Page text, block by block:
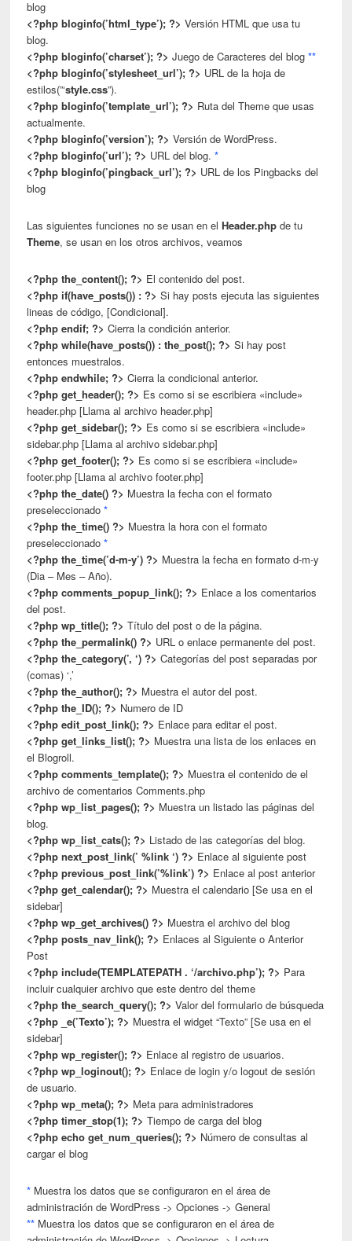
blog
<?php bloginfo(’html_type’); ?> Versión HTML que usa tu
blog.
<?php bloginfo(’charset’); ?> Juego de Caracteres del blog**
<?php bloginfo(’stylesheet_url’); ?> URL de la hoja de
estilos(”‘style.css”).
<?php bloginfo(’template_url’); ?> Ruta del Theme que usas
actualmente.
<?php bloginfo(’version’); ?> Versión de WordPress.
<?php bloginfo(’url’); ?> URL del blog.*
<?php bloginfo(’pingback_url’); ?> URL de los Pingbacks del
blog
Las siguientes funciones no se usan en elHeader.php de tu
Theme, se usan en los otros archivos, veamos
<?php the_content(); ?> El contenido del post.
<?php if(have_posts()) : ?> Si hay posts ejecuta las siguientes
lineas de código, [Condicional].
<?php endif; ?>Cierra la condición anterior.
<?php while(have_posts()) : the_post(); ?> Si hay post
entonces muestralos.
<?php endwhile; ?> Cierra la condicional anterior.
<?php get_header(); ?> Es como si se escribiera «include»
header.php [Llama al archivo header.php]
<?php get_sidebar(); ?> Es como si se escribiera «include»
sidebar.php [Llama al archivo sidebar.php]
<?php get_footer(); ?> Es como si se escribiera «include»
footer.php [Llama al archivo footer.php]
<?php the_date() ?> Muestra la fecha con el formato
preseleccionado*
<?php the_time() ?> Muestra la hora con el formato
preseleccionado*
<?php the_time(’d-m-y’) ?> Muestra la fecha en formato d-m-y
(Dia – Mes – Año).
<?php comments_popup_link(); ?> Enlace a los comentarios
del post.
<?php wp_title(); ?> Título del post o de la página.
<?php the_permalink() ?> URL o enlace permanente del post.
<?php the_category(’, ‘) ?> Categorías del post separadas por
(comas) ‘,’
<?php the_author(); ?> Muestra el autor del post.
<?php the_ID(); ?> Numero de ID
<?php edit_post_link(); ?> Enlace para editar el post.
<?php get_links_list(); ?> Muestra una lista de los enlaces en
el Blogroll.
<?php comments_template(); ?> Muestra el contenido de el
archivo de comentarios Comments.php
<?php wp_list_pages(); ?> Muestra un listado las páginas del
blog.
<?php wp_list_cats(); ?> Listado de las categorías del blog.
<?php next_post_link(’ %link ‘) ?> Enlace al siguiente post
<?php previous_post_link(’%link’) ?> Enlace al post anterior
<?php get_calendar(); ?> Muestra el calendario [Se usa en el
sidebar]
<?php wp_get_archives() ?> Muestra el archivo del blog
<?php posts_nav_link(); ?> Enlaces al Siguiente o Anterior
Post
<?php include(TEMPLATEPATH . ‘/archivo.php’); ?> Para
incluir cualquier archivo que este dentro del theme
<?php the_search_query(); ?> Valor del formulario de búsqueda
<?php _e(’Texto’); ?> Muestra el widget “Texto” [Se usa en el
sidebar]
<?php wp_register(); ?> Enlace al registro de usuarios.
<?php wp_loginout(); ?> Enlace de login y/o logout de sesión
de usuario.
<?php wp_meta(); ?> Meta para administradores
<?php timer_stop(1); ?> Tiempo de carga del blog
<?php echo get_num_queries(); ?> Número de consultas al
cargar el blog
* Muestra los datos que se configuraron en el área de
administración de WordPress -> Opciones -> General
** Muestra los datos que se configuraron en el área de